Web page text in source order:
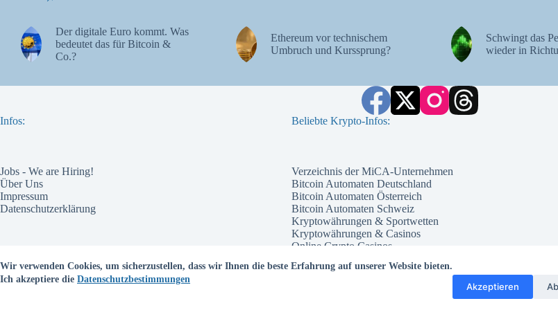
Wir verwenden Cookies, um sicherzustellen, dass wir Ihnen die beste Erfahrung auf unserer Website bieten.
Ich akzeptiere die Datenschutzbestimmungen
Akzeptieren
Der digitale Euro kommt. Was
bedeutet das für Bitcoin &
Co.?
Ethereum vor technischem
Umbruch und Kurssprung?
Schwingt das
wieder in
Infos:
Jobs - We are Hiring!
Über Uns
Impressum
Datenschutzerklärung
Beliebte Krypto-Infos:
Verzeichnis der MiCA-Unternehmen
Bitcoin Automaten Deutschland
Bitcoin Automaten Österreich
Bitcoin Automaten Schweiz
Kryptowährungen & Sportwetten
Kryptowährungen & Casinos
Online Crypto Casinos
Welche Kryptowährung 2026